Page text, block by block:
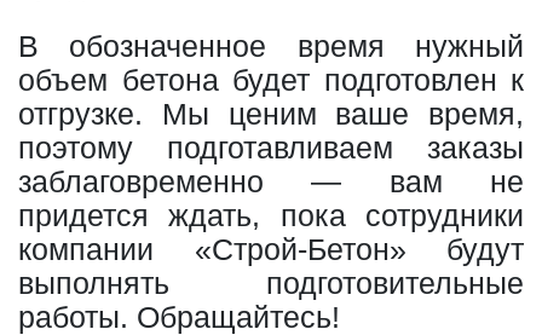
В обозначенное время нужный
объем бетона будет подготовлен к
отгрузке. Мы ценим ваше время,
поэтому подготавливаем заказы
заблаговременно — вам не
придется ждать, пока сотрудники
компании «Строй-Бетон» будут
выполнять подготовительные
работы. Обращайтесь!